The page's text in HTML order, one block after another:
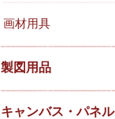
画材用具
製図用品
キャンバス・パネル